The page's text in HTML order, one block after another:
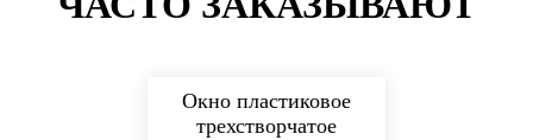
Окно пластиковое
трехстворчатое